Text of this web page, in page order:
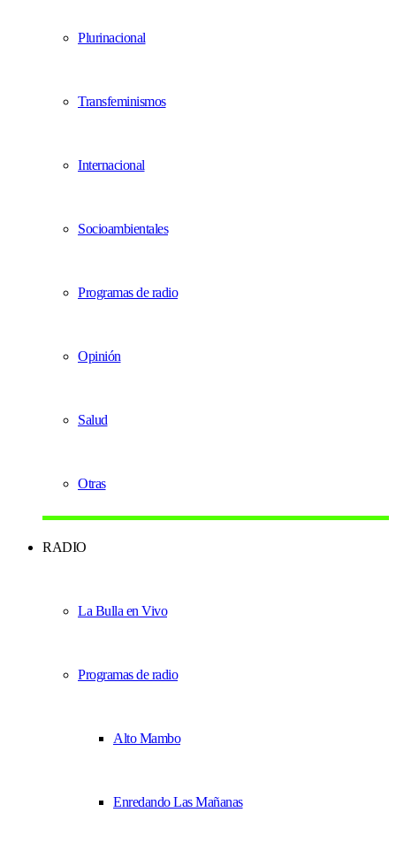
Plurinacional
Transfeminismos
Internacional
Socioambientales
Programas de radio
Opinión
Salud
Otras
RADIO
La Bulla en Vivo
Programas de radio
Alto Mambo
Enredando Las Mañanas